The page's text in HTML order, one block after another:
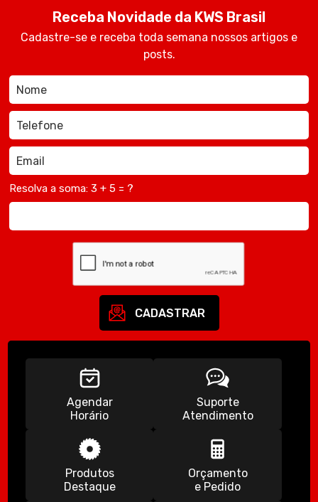
Receba Novidade da KWS Brasil
Cadastre-se e receba toda semana nossos artigos e
posts.
Agendar
Horário
Suporte
Atendimento
Produtos
Destaque
Orçamento
e Pedido